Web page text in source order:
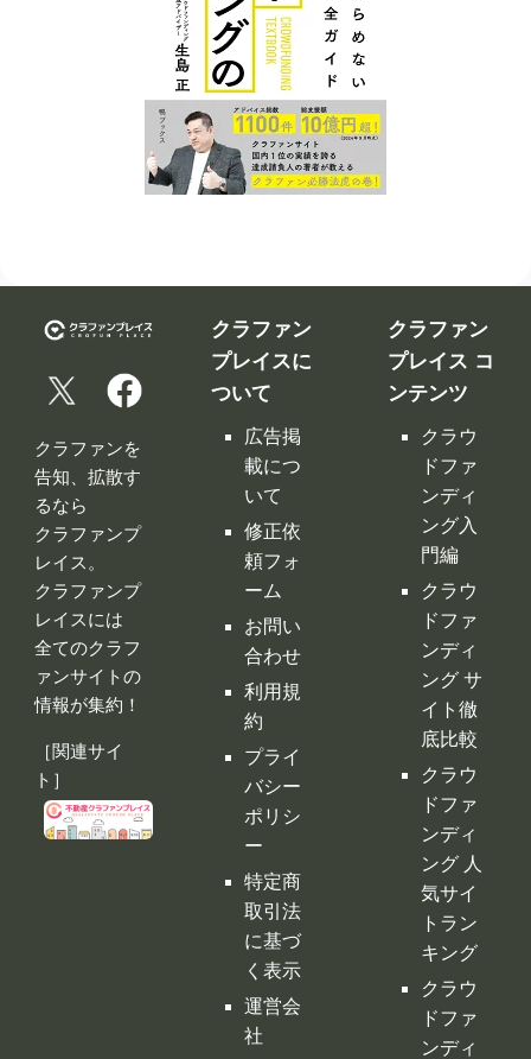
クラファンを
告知、拡散す
るなら
クラファンプ
レイス。
クラファンプ
レイスには
全てのクラフ
ァンサイトの
情報が集約！
［関連サイ
ト］
クラファン
プレイスに
ついて
広告掲
載につ
いて
修正依
頼フォ
ーム
お問い
合わせ
利用規
約
プライ
バシー
ポリシ
ー
特定商
取引法
に基づ
く表示
運営会
社
クラファン
プレイス コ
ンテンツ
クラウ
ドファ
ンディ
ング入
門編
クラウ
ドファ
ンディ
ング サ
イト徹
底比較
クラウ
ドファ
ンディ
ング 人
気サイ
トラン
キング
クラウ
ドファ
ンディ